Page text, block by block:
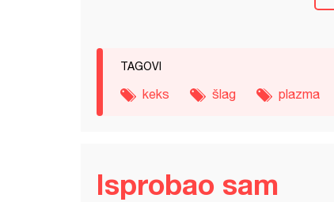
TAGOVI
keks šlag plazma
Isprobao sam